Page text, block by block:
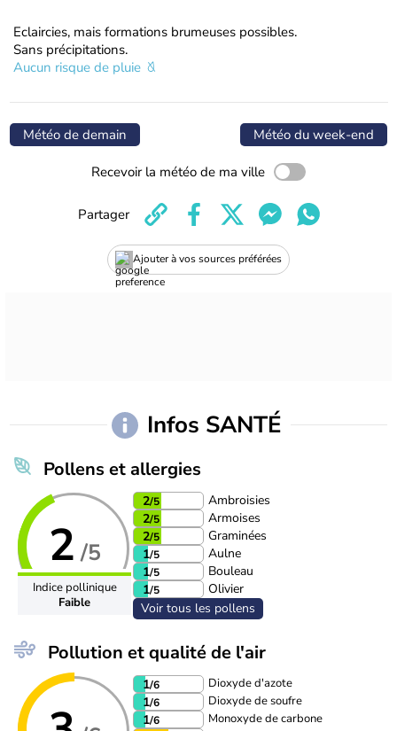
Eclaircies, mais formations brumeuses possibles.
Sans précipitations.
Aucun risque de pluie
Météo de demain Météo du week-end
Recevoir la météo de ma ville
Ajouter à vos sources préférées
Partager
Infos SANTÉ
Pollens et allergies
2 /5
Indice pollinique
Faible
2/5
Ambroisies
2/5
Armoises
2/5
Graminées
1/5
Aulne
1/5
Bouleau
1/5
Olivier
Voir tous les pollens
Pollution et qualité de l'air
1/6 Dioxyde d'azote
1/6 Dioxyde de soufre
1/6 Monoxyde de carbone